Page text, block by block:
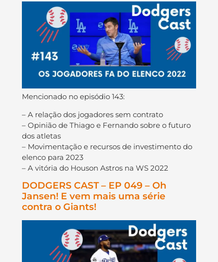
Mencionado no episódio 143:
– A relação dos jogadores sem contrato
– Opinião de Thiago e Fernando sobre o futuro
dos atletas
– Movimentação e recursos de investimento do
elenco para 2023
– A vitória do Houson Astros na WS 2022
DODGERS CAST – EP 049 – Oh
Jansen! E vem mais uma série
contra o Giants!